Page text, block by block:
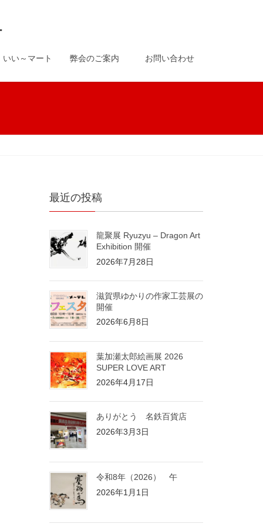
いい～マート 弊会のご案内 お問い合わせ
最近の投稿
龍聚展 Ryuzyu – Dragon Art
Exhibition 開催
2026年7月28日
滋賀県ゆかりの作家工芸展の
開催
2026年6月8日
葉加瀬太郎絵画展 2026
SUPER LOVE ART
2026年4月17日
ありがとう 名鉄百貨店
2026年3月3日
令和8年（2026） 午
2026年1月1日